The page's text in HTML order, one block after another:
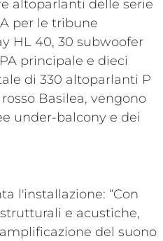
altoparlanti delle serie
per le tribune
HL 40, 30 subwoofer
principale e dieci
di 330 altoparlanti P
Basilea, vengono
under-balcony e dei
l'installazione: “Con
e acustiche,
del suono